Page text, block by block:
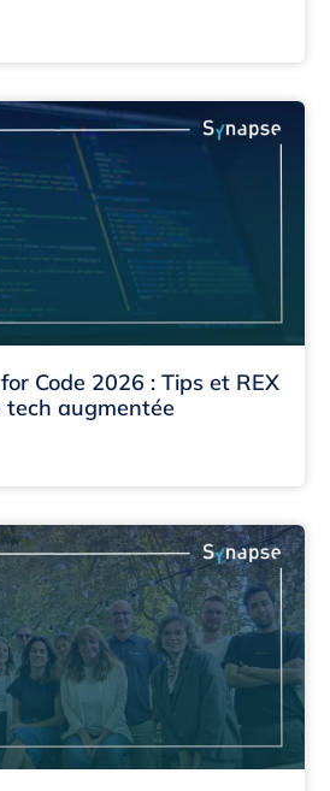
Code 2026 : Tips et REX
tech augmentée